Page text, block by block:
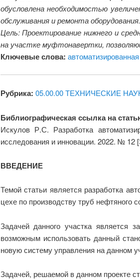
обусловлена необходимостью
обслуживания и ремонта оборудования.
Цель: Проектирование нижнего и
на участке муфтонавертки,
Ключевые слова:
Рубрика: 05.00.00 ТЕХНИЧЕСКИЕ
Библиографическая ссылка на
Искулов Р.С. Разработка
исследования и инновации. 2022. № 12
ВВЕДЕНИЕ
Темой статьи является разработка
цехе по производству труб нефтяного
Задачей данного участка является
возможным использовать данный
новую систему управления на данном
Задачей, решаемой в данном проекте